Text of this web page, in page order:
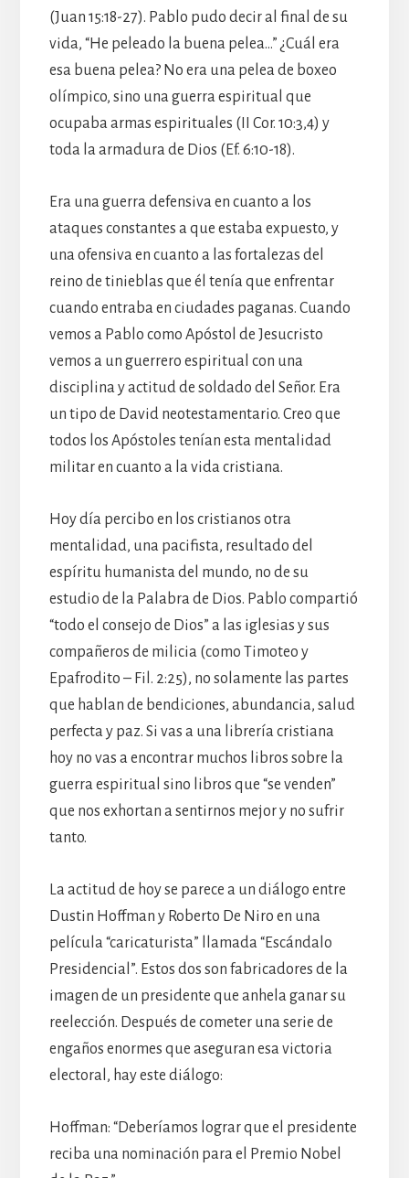
(Juan 15:18-27). Pablo pudo decir al final de su
vida, “He peleado la buena pelea…” ¿Cuál era
esa buena pelea? No era una pelea de boxeo
olímpico, sino una guerra espiritual que
ocupaba armas espirituales (II Cor. 10:3,4) y
toda la armadura de Dios (Ef. 6:10-18).
Era una guerra defensiva en cuanto a los
ataques constantes a que estaba expuesto, y
una ofensiva en cuanto a las fortalezas del
reino de tinieblas que él tenía que enfrentar
cuando entraba en ciudades paganas. Cuando
vemos a Pablo como Apóstol de Jesucristo
vemos a un guerrero espiritual con una
disciplina y actitud de soldado del Señor. Era
un tipo de David neotestamentario. Creo que
todos los Apóstoles tenían esta mentalidad
militar en cuanto a la vida cristiana.
Hoy día percibo en los cristianos otra
mentalidad, una pacifista, resultado del
espíritu humanista del mundo, no de su
estudio de la Palabra de Dios. Pablo compartió
“todo el consejo de Dios” a las iglesias y sus
compañeros de milicia (como Timoteo y
Epafrodito – Fil. 2:25), no solamente las partes
que hablan de bendiciones, abundancia, salud
perfecta y paz. Si vas a una librería cristiana
hoy no vas a encontrar muchos libros sobre la
guerra espiritual sino libros que “se venden”
que nos exhortan a sentirnos mejor y no sufrir
tanto.
La actitud de hoy se parece a un diálogo entre
Dustin Hoffman y Roberto De Niro en una
película “caricaturista” llamada “Escándalo
Presidencial”. Estos dos son fabricadores de la
imagen de un presidente que anhela ganar su
reelección. Después de cometer una serie de
engaños enormes que aseguran esa victoria
electoral, hay este diálogo:
Hoffman: “Deberíamos lograr que el presidente
reciba una nominación para el Premio Nobel